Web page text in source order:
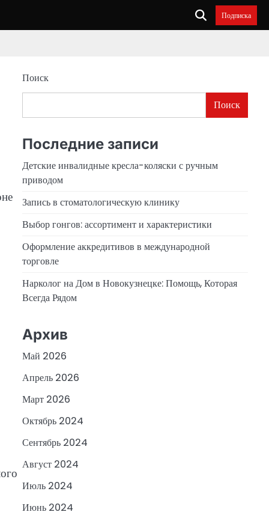
Подписка
Поиск
Поиск
Последние записи
Детские инвалидные кресла-коляски с ручным
приводом
Запись в стоматологическую клинику
Выбор гонгов: ассортимент и характеристики
Оформление аккредитивов в международной
торговле
Нарколог на Дом в Новокузнецке: Помощь, Которая
Всегда Рядом
Архив
Май 2026
Апрель 2026
Март 2026
Октябрь 2024
Сентябрь 2024
Август 2024
Июль 2024
Июнь 2024